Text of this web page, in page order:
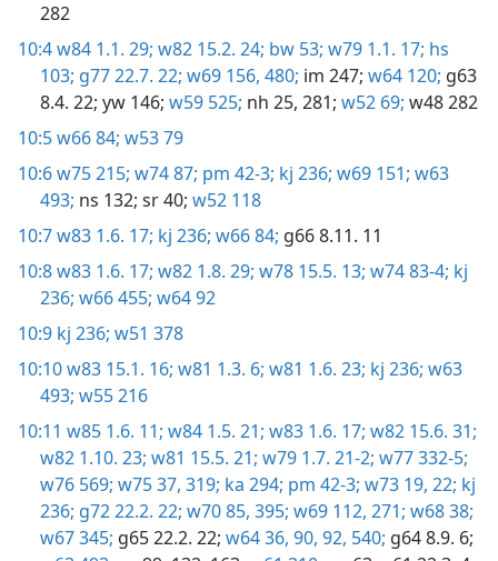
282
10:4w84 1.1. 29; w82 15.2. 24; bw 53; w79 1.1. 17; hs
103; g77 22.7. 22; w69 156, 480; im 247; w64 120; g63
8.4. 22; yw 146; w59 525; nh 25, 281; w52 69; w48 282
10:5w66 84; w53 79
10:6w75 215; w74 87; pm 42-3; kj 236; w69 151; w63
493; ns 132; sr 40; w52 118
10:7w83 1.6. 17; kj 236; w66 84; g66 8.11. 11
10:8w83 1.6. 17; w82 1.8. 29; w78 15.5. 13; w74 83-4; kj
236; w66 455; w64 92
10:9 kj 236; w51 378
10:10w83 15.1. 16; w81 1.3. 6; w81 1.6. 23; kj 236; w63
493; w55 216
10:11 w85 1.6. 11; w84 1.5. 21; w83 1.6. 17; w82 15.6. 31;
w82 1.10. 23; w81 15.5. 21; w79 1.7. 21-2; w77 332-5;
w76 569; w75 37, 319; ka 294; pm 42-3; w73 19, 22; kj
236; g72 22.2. 22; w70 85, 395; w69 112, 271; w68 38;
w67 345; g65 22.2. 22; w64 36, 90, 92, 540; g64 8.9. 6;